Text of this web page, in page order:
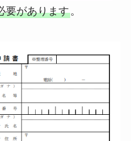
要があります。